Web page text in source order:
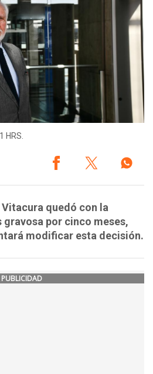
HRS.
quedó con la
por cinco meses,
modificar esta decisión.
PUBLICIDAD